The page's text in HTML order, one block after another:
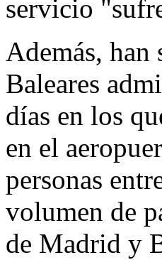
servicio
Además,
Baleares
días en los
en el
personas
volumen de
de Madrid y